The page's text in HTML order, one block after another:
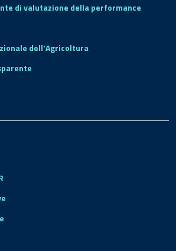
di valutazione della performance
dell'Agricoltura